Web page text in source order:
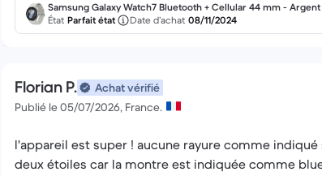
Samsung Galaxy Watch7 Bluetooth + Cellular 44 mm - Argent
État Parfait état Date d’achat 08/11/2024
Florian P.
Achat vérifié
Publié le 05/07/2026, France.
l'appareil est super ! aucune rayure comme
deux étoiles car la montre est indiquée comme